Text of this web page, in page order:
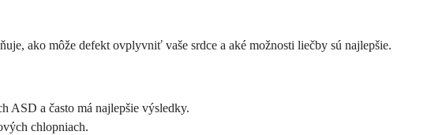
ako môže defekt ovplyvniť vaše srdce a aké možnosti liečby sú najlepšie.
ASD a často má najlepšie výsledky.
chlopniach.